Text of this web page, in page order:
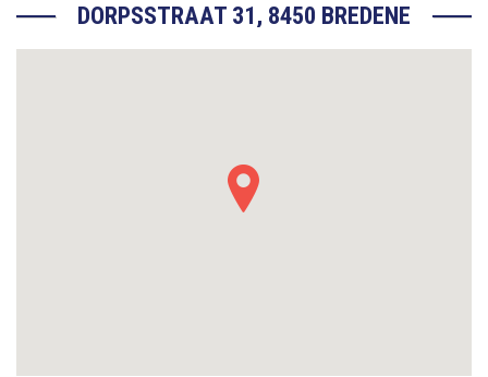
DORPSSTRAAT 31, 8450 BREDENE